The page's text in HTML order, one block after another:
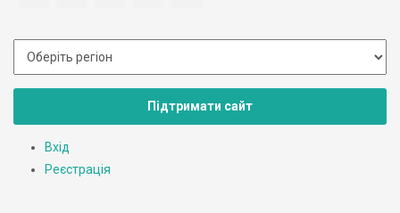
Підтримати сайт
Вхід
Реєстрація